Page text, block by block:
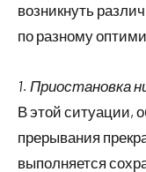
возникнуть
по разному
1. Приостановка
В этой ситуации,
прерывания
выполняется